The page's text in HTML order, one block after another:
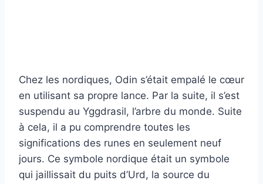
Chez les nordiques, Odin s’était empalé le cœur
en utilisant sa propre lance. Par la suite, il s’est
suspendu au Yggdrasil, l’arbre du monde. Suite
à cela, il a pu comprendre toutes les
significations des runes en seulement neuf
jours. Ce symbole nordique était un symbole
qui jaillissait du puits d’Urd, la source du